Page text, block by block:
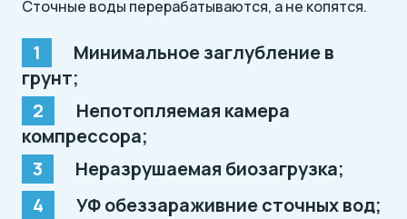
Сточные воды перерабатываются, а не копятся.
Минимальное заглубление в
грунт;
Непотопляемая камера
компрессора;
Неразрушаемая биозагрузка;
УФ обеззараживние сточных вод;